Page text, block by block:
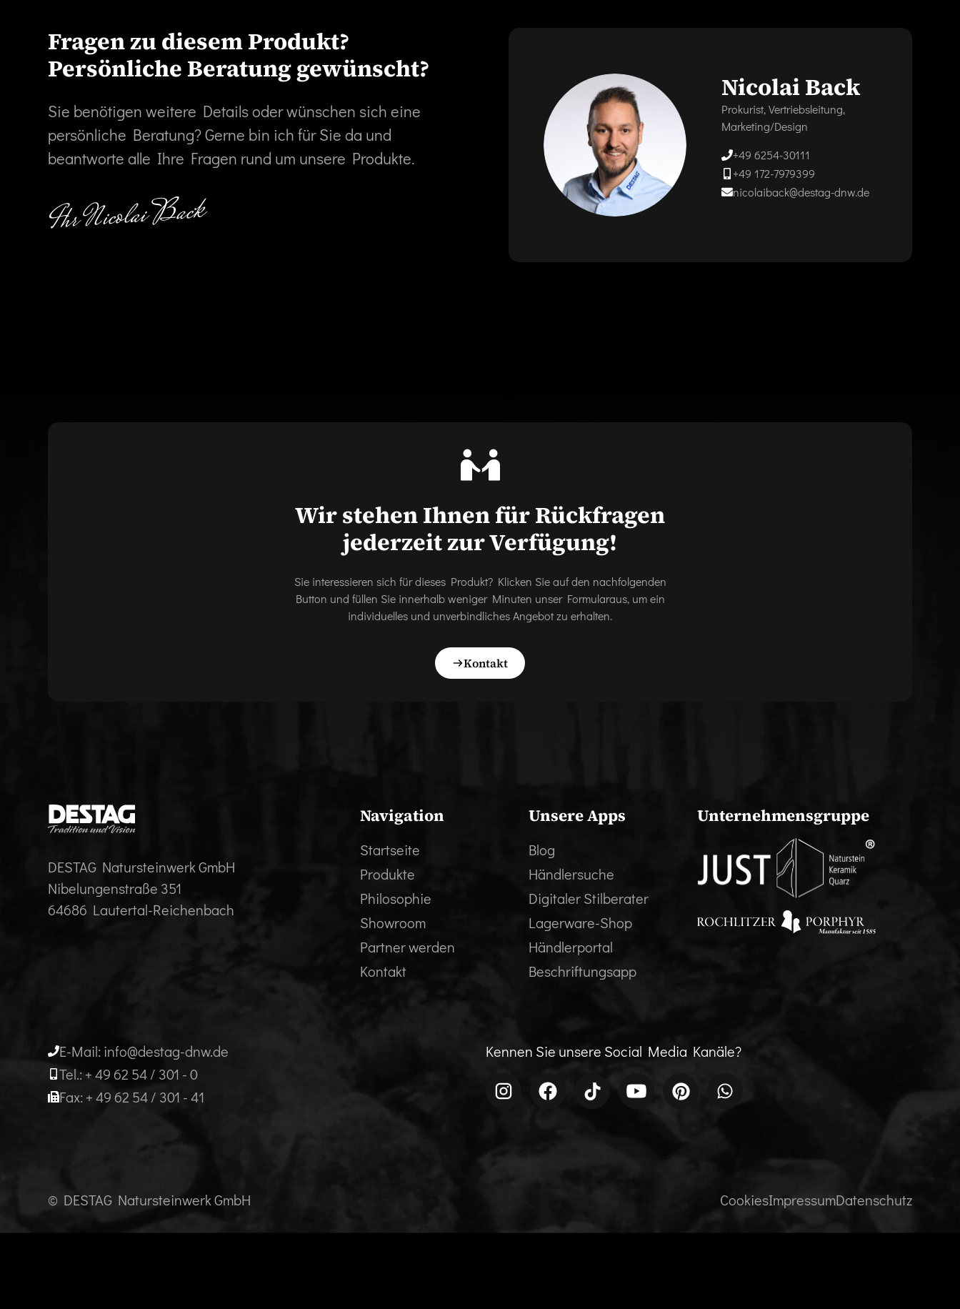
Fragen zu diesem Produkt?
Persönliche Beratung gewünscht?
Sie benötigen weitere Details oder wünschen sich eine
persönliche Beratung? Gerne bin ich für Sie da und
beantworte alle Ihre Fragen rund um unsere Produkte.
Nicolai Back
Prokurist, Vertriebsleitung,
Marketing/Design
+49 6254-30111
+49 172-7979399
nicolaiback@destag-dnw.de
Wir stehen Ihnen für Rückfragen
jederzeit zur Verfügung!
Sie interessieren sich für dieses Produkt? Klicken Sie auf den nachfolgenden
Button und füllen Sie innerhalb weniger Minuten unser Formularaus, um ein
individuelles und unverbindliches Angebot zu erhalten.
Kontakt
DESTAG Natursteinwerk GmbH
Nibelungenstraße 351
64686 Lautertal-Reichenbach
Navigation
Startseite
Produkte
Philosophie
Showroom
Partner werden
Kontakt
Unsere Apps
Blog
Händlersuche
Digitaler Stilberater
Lagerware-Shop
Händlerportal
Beschriftungsapp
Unternehmensgruppe
E-Mail: info@destag-dnw.de
Tel.: + 49 62 54 / 301 - 0
Fax: + 49 62 54 / 301 - 41
Kennen Sie unsere Social Media Kanäle?
© DESTAG Natursteinwerk GmbH CookiesImpressumDatenschutz